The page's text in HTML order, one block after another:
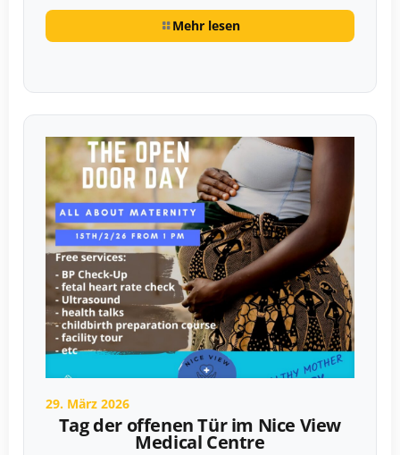
Mehr lesen
29. März 2026
Tag der offenen Tür im Nice View
Medical Centre